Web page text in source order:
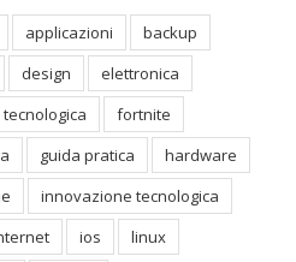
applicazioni
backup
design
elettronica
fortnite
guida pratica
hardware
innovazione tecnologica
ios
linux